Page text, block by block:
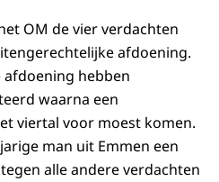
OM de vier verdachten
afdoening.
hebben
waarna een
viertal voor moest komen.
man uit Emmen een
alle andere verdachten